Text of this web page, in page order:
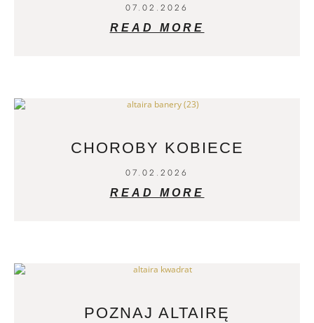
07.02.2026
READ MORE
CHOROBY KOBIECE
07.02.2026
READ MORE
POZNAJ ALTAIRĘ